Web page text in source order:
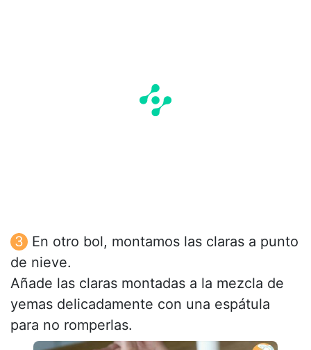
En otro bol, montamos las claras a punto
de nieve.
Añade las claras montadas a la mezcla de
yemas delicadamente con una espátula
para no romperlas.